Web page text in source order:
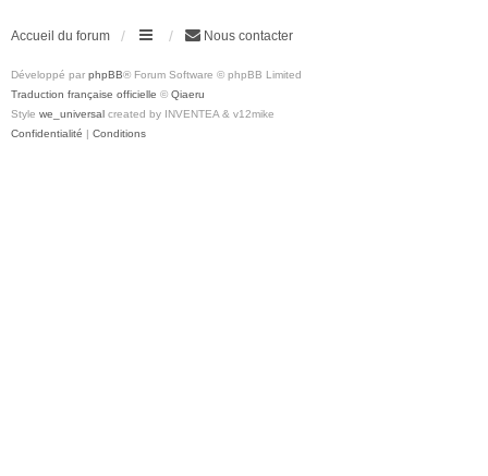
Accueil du forum Nous contacter
Développé par phpBB® Forum Software © phpBB Limited
Traduction française officielle © Qiaeru
Style we_universal created by INVENTEA & v12mike
Confidentialité | Conditions